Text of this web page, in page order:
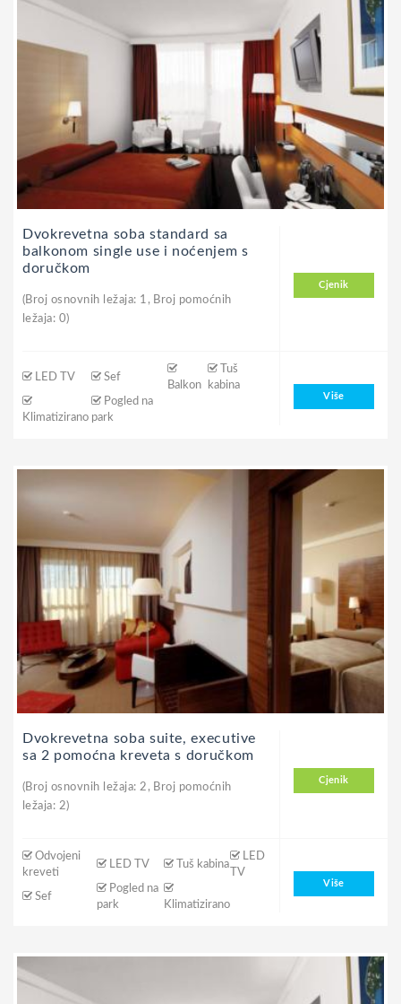
Dvokrevetna soba standard sa
balkonom single use i noćenjem s
doručkom
(Broj osnovnih ležaja: 1, Broj pomoćnih
ležaja: 0)
Cjenik
LED TV Sef
Balkon
Tuš
kabina
Klimatizirano
Pogled na
park
Više
Dvokrevetna soba suite, executive
sa 2 pomoćna kreveta s doručkom
(Broj osnovnih ležaja: 2, Broj pomoćnih
ležaja: 2)
Cjenik
Odvojeni
kreveti
LED TV Tuš kabina
LED
TV
Sef
Pogled na
park
Klimatizirano
Više